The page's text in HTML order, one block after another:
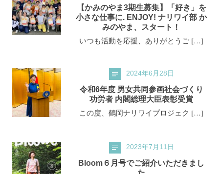
【かみのやま3期生募集】「好き」を
小さな仕事に. ENJOY! ナリワイ部 か
みのやま、スタート！
いつも活動を応援、ありがとうご […]
2024年6月28日
令和6年度 男女共同参画社会づくり
功労者 内閣総理大臣表彰受賞
この度、鶴岡ナリワイプロジェク […]
2023年7月11日
Bloom６月号でご紹介いただきまし